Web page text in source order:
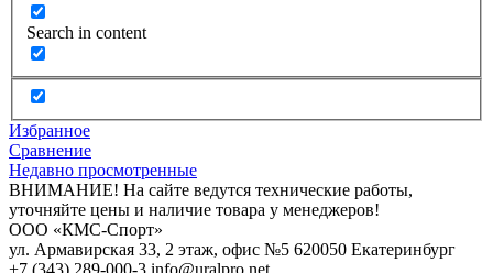
Search in content
Избранное
Сравнение
Недавно просмотренные
ВНИМАНИЕ! На сайте ведутся технические работы,
уточняйте цены и наличие товара у менеджеров!
ООО «КМС-Спорт»
ул. Армавирская 33, 2 этаж, офис №5 620050 Екатеринбург